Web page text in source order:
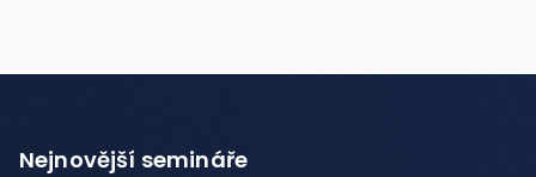
Nejnovější semináře